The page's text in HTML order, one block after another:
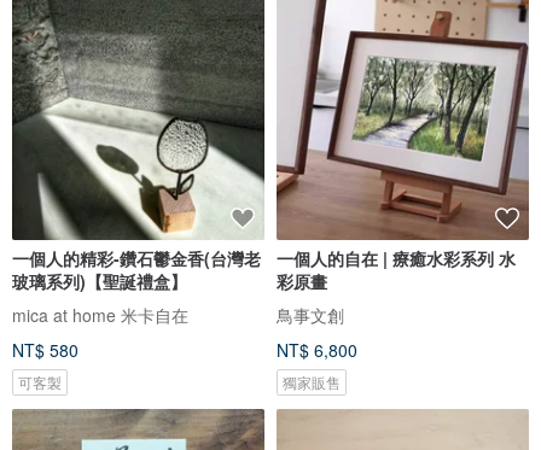
一個人的精彩-鑽石鬱金香(台灣老
玻璃系列)【聖誕禮盒】
mica at home 米卡自在
NT$ 580
可客製
一個人的自在 | 療癒水彩系列 水
彩原畫
鳥事文創
NT$ 6,800
獨家販售